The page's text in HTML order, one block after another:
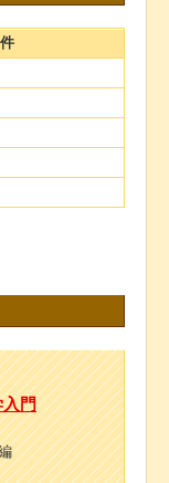
門